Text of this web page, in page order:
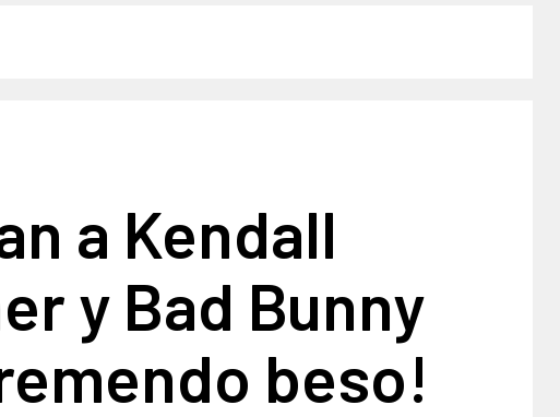
a Kendall
y Bad Bunny
beso!